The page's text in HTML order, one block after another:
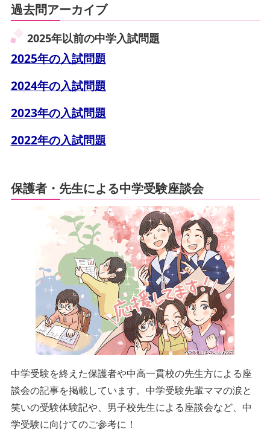
過去問アーカイブ
2025年以前の中学入試問題
2025年の入試問題
2024年の入試問題
2023年の入試問題
2022年の入試問題
保護者・先生による中学受験座談会
中学受験を終えた保護者や中高一貫校の先生方による座
談会の記事を掲載しています。中学受験先輩ママの涙と
笑いの受験体験記や、男子校先生による座談会など、中
学受験に向けてのご参考に！